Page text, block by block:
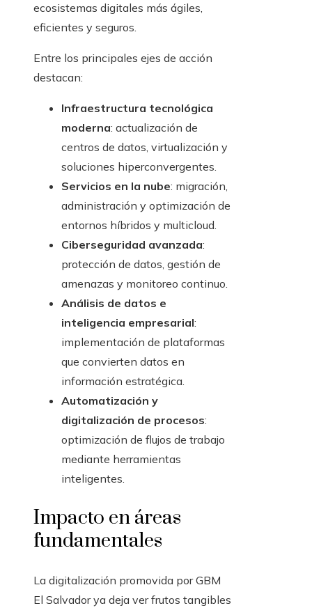
ecosistemas digitales más ágiles,
eficientes y seguros.
Entre los principales ejes de acción
destacan:
Infraestructura tecnológica
moderna: actualización de
centros de datos, virtualización y
soluciones hiperconvergentes.
Servicios en la nube: migración,
administración y optimización de
entornos híbridos y multicloud.
Ciberseguridad avanzada:
protección de datos, gestión de
amenazas y monitoreo continuo.
Análisis de datos e
inteligencia empresarial:
implementación de plataformas
que convierten datos en
información estratégica.
Automatización y
digitalización de procesos:
optimización de flujos de trabajo
mediante herramientas
inteligentes.
Impacto en áreas
fundamentales
La digitalización promovida por GBM
El Salvador ya deja ver frutos tangibles